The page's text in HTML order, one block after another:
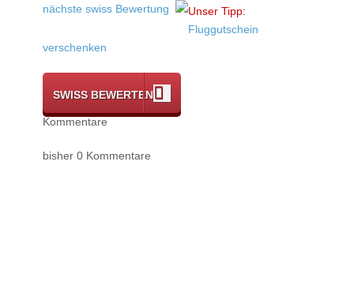
nächste swiss Bewertung
Unser Tipp:
Fluggutschein
verschenken
SWISS BEWERTEN
Kommentare
bisher 0 Kommentare